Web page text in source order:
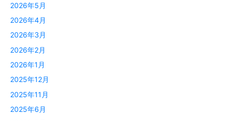
2026年5月
2026年4月
2026年3月
2026年2月
2026年1月
2025年12月
2025年11月
2025年6月